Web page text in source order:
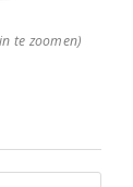
te zoomen)